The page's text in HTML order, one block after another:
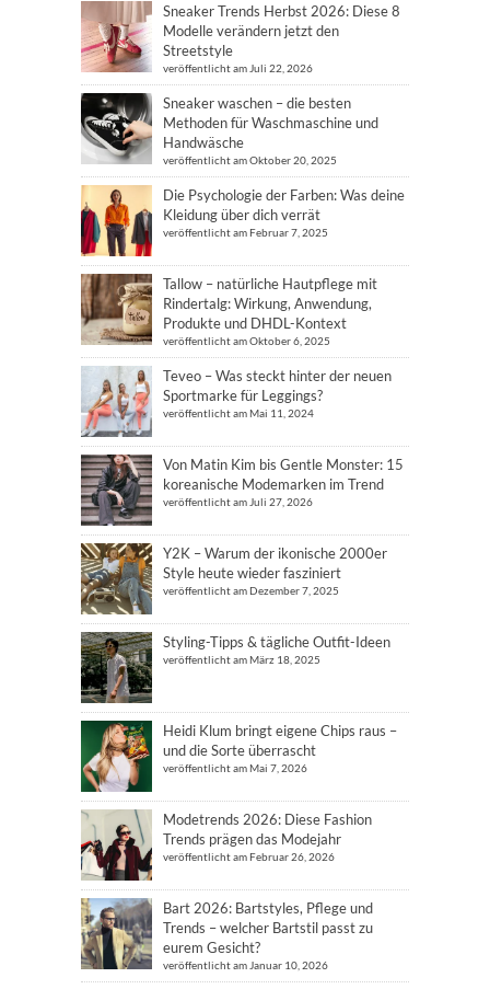
Sneaker Trends Herbst 2026: Diese 8
Modelle verändern jetzt den
Streetstyle
veröffentlicht am Juli 22, 2026
Sneaker waschen – die besten
Methoden für Waschmaschine und
Handwäsche
veröffentlicht am Oktober 20, 2025
Die Psychologie der Farben: Was deine
Kleidung über dich verrät
veröffentlicht am Februar 7, 2025
Tallow – natürliche Hautpflege mit
Rindertalg: Wirkung, Anwendung,
Produkte und DHDL-Kontext
veröffentlicht am Oktober 6, 2025
Teveo – Was steckt hinter der neuen
Sportmarke für Leggings?
veröffentlicht am Mai 11, 2024
Von Matin Kim bis Gentle Monster: 15
koreanische Modemarken im Trend
veröffentlicht am Juli 27, 2026
Y2K – Warum der ikonische 2000er
Style heute wieder fasziniert
veröffentlicht am Dezember 7, 2025
Styling-Tipps & tägliche Outfit-Ideen
veröffentlicht am März 18, 2025
Heidi Klum bringt eigene Chips raus –
und die Sorte überrascht
veröffentlicht am Mai 7, 2026
Modetrends 2026: Diese Fashion
Trends prägen das Modejahr
veröffentlicht am Februar 26, 2026
Bart 2026: Bartstyles, Pflege und
Trends – welcher Bartstil passt zu
eurem Gesicht?
veröffentlicht am Januar 10, 2026